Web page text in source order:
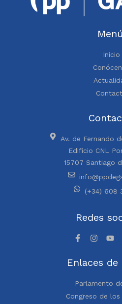
Menú
Inicio
Av. de Fernando
Edificio CNL
15707 Santiago
(+34) 608
Redes
Enlaces
Parlamento
Congreso de